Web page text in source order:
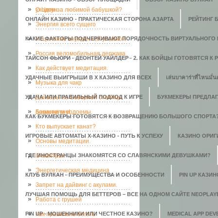
ОНЛАЙН КАЗИНО - ПРАКТИЧЕСКАЯ СТОРОНА АЗАРТА РЕЙТИНГ
КАКИЕ ФАКТОРЫ ПОДЧЕРКИВАЮТ ПОРЯДОЧНОСТЬ ВИРТУАЛЬНОГО
ТАЙСОН ФЬЮРИ - ДЕОНТЕЙ УАЙЛДЕР - 2. КАК БОЙЦЫ ГОТОВЯТСЯ К
УДАЧНЫЕ ВЫИГРЫШИ В X КАЗИНО ДЛЯ ВСЕХ เล่นบาคาร่าที่ไหนมั่น
УДАЧА ИЛИ ПРАВИЛЬНЫЙ ПОДХОД К ИГРЕ БУКМЕКЕРЫ
КАК БУКМЕКЕРЫ ГОТОВЯТСЯ К ВОЗВРАЩЕНИЮ БОЛЬШОГО
ИГРОВЫЕ АВТОМАТЫ Х-КАЗИНО - ПУТЬ К УСПЕХУ КАЗИНО
ГДЕ ИНОСТРАНЦЫ ЗНАКОМЯТСЯ СО СЛАВЯНСКИМИ ДЕВУШКАМИ?
КЛУБ ВУЛКАН - ПРЕИМУЩЕСТВА И ОСОБЕННОСТИ PIN UP
ЛУЧШАЯ ПОМОЩЬ ДЛЯ БЕТТЕРОВ – ВСЕ НА ОДНОМ САЙТЕ
PIN UP - МОШЕННИКИ ИЛИ ЧЕСТНОЕ КАЗИНО? MEDICAL APP
уходом за любимой бабушкой?
О Цигун
Энергия всего сущего
Исцеление внутренней улыбкой
Россия веломобильная держава
Как действует медитация.
Музыка для чакр
Дайверы из Северной столицы
почистили водоемы.
Баранки гну!
Кто выпускает канат?
Основы медитации.
О мантрах
Энергетическая медицина
Запрет на дайвинг с акулами.
Работа с грушей
Как правильно бегать